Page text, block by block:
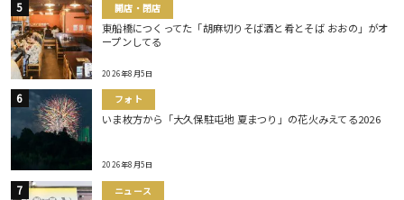
開店・閉店
東船橋につくってた「胡麻切りそば酒と肴とそば おおの」がオ
ープンしてる
2026年8月5日
フォト
いま枚方から「大久保駐屯地 夏まつり」の花火みえてる2026
2026年8月5日
ニュース